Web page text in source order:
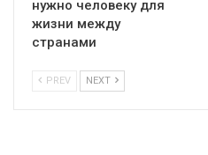
нужно человеку для
жизни между
странами
PREV NEXT